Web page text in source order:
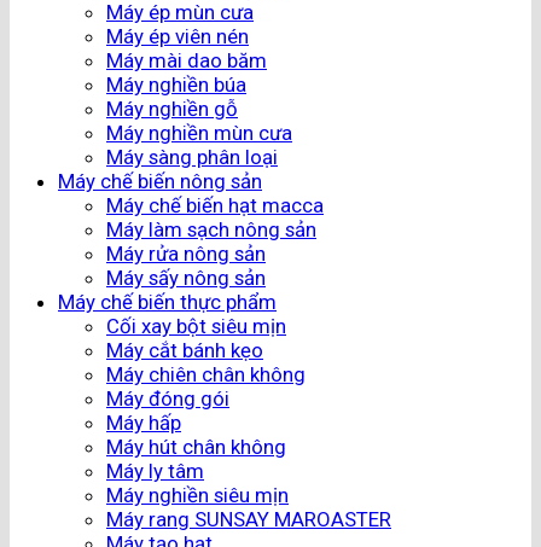
Máy ép mùn cưa
Máy ép viên nén
Máy mài dao băm
Máy nghiền búa
Máy nghiền gỗ
Máy nghiền mùn cưa
Máy sàng phân loại
Máy chế biến nông sản
Máy chế biến hạt macca
Máy làm sạch nông sản
Máy rửa nông sản
Máy sấy nông sản
Máy chế biến thực phẩm
Cối xay bột siêu mịn
Máy cắt bánh kẹo
Máy chiên chân không
Máy đóng gói
Máy hấp
Máy hút chân không
Máy ly tâm
Máy nghiền siêu mịn
Máy rang SUNSAY MAROASTER